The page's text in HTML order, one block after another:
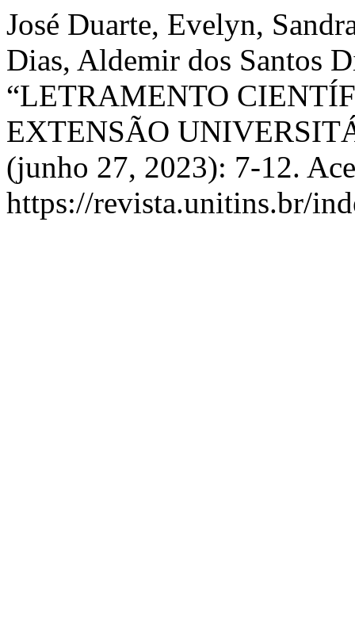
José Duarte, Evelyn,
Dias, Aldemir dos Santos
“LETRAMENTO
EXTENSÃO
(junho 27, 2023): 7-12.
https://revista.unitins.br/